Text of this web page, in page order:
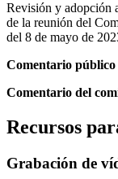
Revisión y adopción
de la reunión del
del 8 de mayo de
Comentario público
Comentario del
Recursos
Grabación de